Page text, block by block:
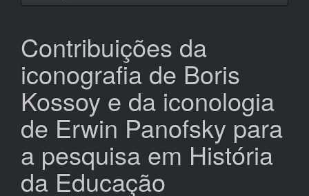
Contribuições da
iconografia de Boris
Kossoy e da iconologia
de Erwin Panofsky para
a pesquisa em História
da Educação